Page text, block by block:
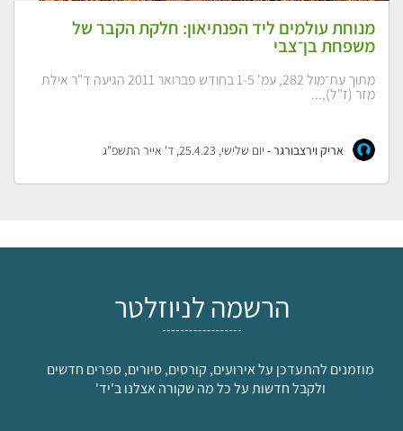
מנוחת עולמים ליד הפנתיאון: חלקת הקבר של
משפחת בן־צבי
מתוך עת־מול 282, עמ' 1-5 בחודש פברואר 2011 הגיעה ד"ר אילת
מזר (ז"ל),...
אריק וירצבורגר - יום שלישי, 25.4.23, ד' אייר התשפ"ג
הרשמה לניוזלטר
מוזמנים להתעדכן על אירועים, קורסים, סיורים, ספרים חדשים
ולקבל חדשות על כל מה שקורה אצלנו ב'יד'